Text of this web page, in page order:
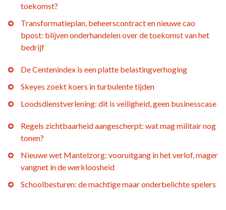
toekomst?
Transformatieplan, beheerscontract en nieuwe cao
bpost: blijven onderhandelen over de toekomst van het
bedrijf
De Centenindex is een platte belastingverhoging
Skeyes zoekt koers in turbulente tijden
Loodsdienstverlening: dit is veiligheid, geen businesscase
Regels zichtbaarheid aangescherpt: wat mag militair nog
tonen?
Nieuwe wet Mantelzorg: vooruitgang in het verlof, mager
vangnet in de werkloosheid
Schoolbesturen: de machtige maar onderbelichte spelers